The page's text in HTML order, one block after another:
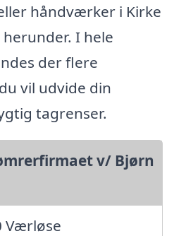
håndværker i Kirke
I hele
der flere
vil udvide din
tagrenser.
v/ Bjørn
Værløse